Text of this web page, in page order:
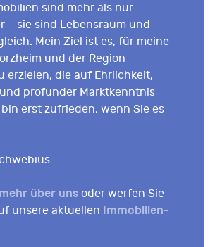
sind mehr als nur
– sie sind Lebensraum und
Mein Ziel ist es, für meine
und der Region
erzielen, die auf Ehrlichkeit,
profunder Marktkenntnis
erst zufrieden, wenn Sie es
mehr über uns oder werfen Sie
unsere aktuellen Immobilien-